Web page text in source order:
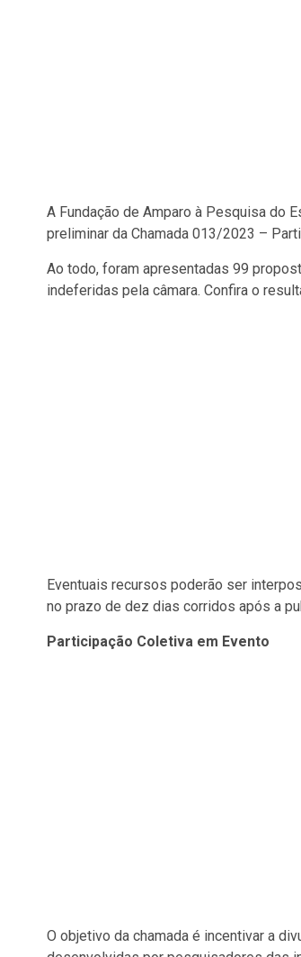
A Fundação de Amparo à Pesquisa do
preliminar da Chamada 013/2023 –
Ao todo, foram apresentadas 99
indeferidas pela câmara. Confira o
Eventuais recursos poderão ser
no prazo de dez dias corridos após a
Participação Coletiva em Evento
O objetivo da chamada é incentivar a